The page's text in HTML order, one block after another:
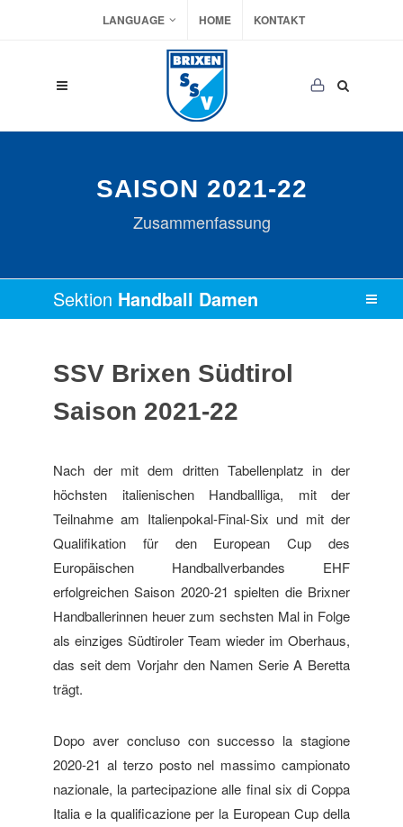
LANGUAGE HOME KONTAKT
SAISON 2021-22
Zusammenfassung
Sektion Handball Damen
SSV Brixen Südtirol
Saison 2021-22
Nach der mit dem dritten Tabellenplatz in der
höchsten italienischen Handballliga, mit der
Teilnahme am Italienpokal-Final-Six und mit der
Qualifikation für den European Cup des
Europäischen Handballverbandes EHF
erfolgreichen Saison 2020-21 spielten die Brixner
Handballerinnen heuer zum sechsten Mal in Folge
als einziges Südtiroler Team wieder im Oberhaus,
das seit dem Vorjahr den Namen Serie A Beretta
trägt.
Dopo aver concluso con successo la stagione
2020-21 al terzo posto nel massimo campionato
nazionale, la partecipazione alle final six di Coppa
Italia e la qualificazione per la European Cup della